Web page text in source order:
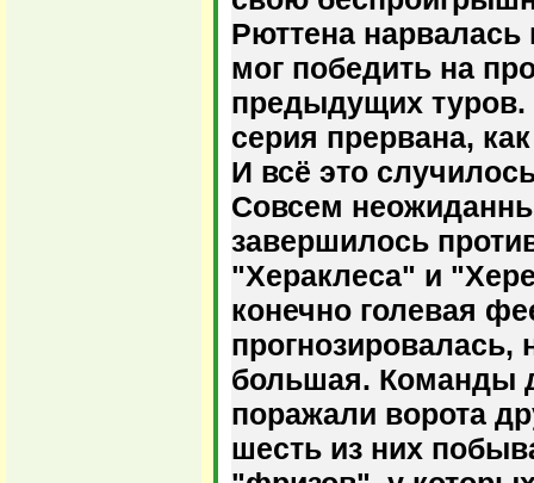
Рюттена
мог победить на
предыдущих туров.
серия прервана,
И всё это
Совсем
завершилось
"Хераклеса" и
конечно голевая
прогнозировалась,
большая. Команды
поражали ворота
шесть из них